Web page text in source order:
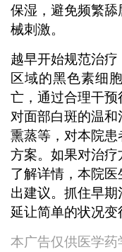
保湿，避免频繁
械刺激。
越早开始规范治
区域的黑色素细
亡，通过合理干
对面部白斑的温
熏蒸等，对本院
方案。如果对治
了解详情，本院
出建议。抓住早
延让简单的状况变
本广告仅供医学药